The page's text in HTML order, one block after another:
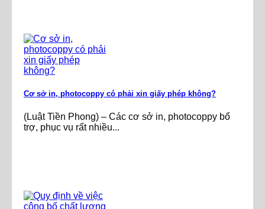
Cơ sở in, photocoppy có phải xin giấy phép không?
(Luật Tiền Phong) – Các cơ sở in, photocoppy bổ
trợ, phục vụ rất nhiều...